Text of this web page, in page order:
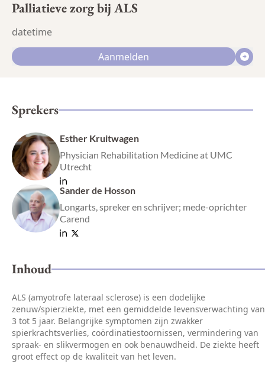
Palliatieve zorg bij ALS
datetime
Aanmelden
Sprekers
Esther Kruitwagen
Physician Rehabilitation Medicine at UMC
Utrecht
Sander de Hosson
Longarts, spreker en schrijver; mede-oprichter
Carend
Inhoud
ALS (amyotrofe lateraal sclerose) is een dodelijke
zenuw/spierziekte, met een gemiddelde levensverwachting van
3 tot 5 jaar. Belangrijke symptomen zijn zwakker
spierkrachtsverlies, coördinatiestoornissen, vermindering van
spraak- en slikvermogen en ook benauwdheid. De ziekte heeft
groot effect op de kwaliteit van het leven.